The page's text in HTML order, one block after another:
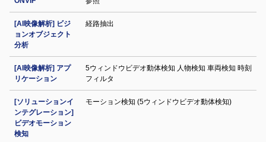
[AI映像解析] ビジ
ョンオブジェクト
分析
経路抽出
[AI映像解析] アプ
リケーション
5ウィンドウビデオ動体検知 人物検知 車両検知 時刻
フィルタ
[ソリューションイ
ンテグレーション]
ビデオモーション
検知
モーション検知 (5ウィンドウビデオ動体検知)